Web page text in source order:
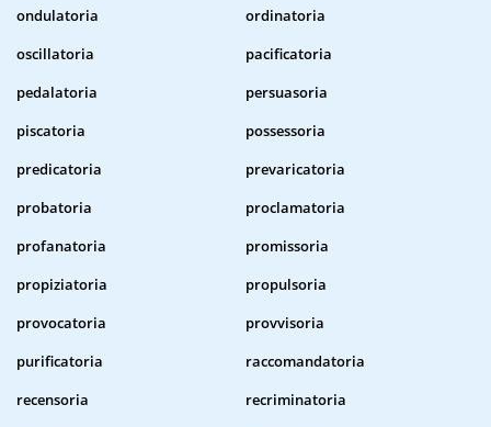
ondulatoria
ordinatoria
oscillatoria
pacificatoria
pedalatoria
persuasoria
piscatoria
possessoria
predicatoria
prevaricatoria
probatoria
proclamatoria
profanatoria
promissoria
propiziatoria
propulsoria
provocatoria
provvisoria
purificatoria
raccomandatoria
recensoria
recriminatoria